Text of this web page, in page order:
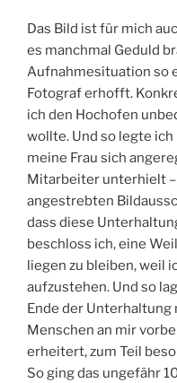
Das Bild ist für mich
es manchmal Geduld
Aufnahmesituation so
Fotograf erhofft.
ich den Hochofen
wollte. Und so legte
meine Frau sich
Mitarbeiter unterhielt
angestrebten
dass diese
beschloss ich, eine
liegen zu bleiben, weil
aufzustehen. Und so
Ende der Unterhaltung
Menschen an mir
erheitert, zum Teil
So ging das ungefähr